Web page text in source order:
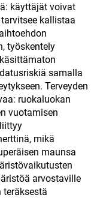
käyttäjät voivat
kallistaa
työskentely
samalla
Terveyden
ruokaluokan
vuotamisen
mikä
maunsa
arvostaville